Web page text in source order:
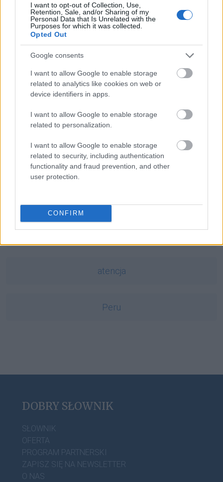
I want to opt-out of Collection, Use,
Retention, Sale, and/or Sharing of my
Personal Data that Is Unrelated with the
Purposes for which it was collected.
Opted Out
Google consents
I want to allow Google to enable storage
related to analytics like cookies on web or
device identifiers in apps.
I want to allow Google to enable storage
related to personalization.
I want to allow Google to enable storage
related to security, including authentication
functionality and fraud prevention, and other
user protection.
CONFIRM
Mogą Cię zainteresować również hasła
koncyliacyjny
Pratchett
tzatziki
atencja
Peru
DOBRY SŁOWNIK
SŁOWNIK
OFERTA
PROGRAM PARTNERSKI
ZAPISZ SIĘ NA NEWSLETTER
O NAS